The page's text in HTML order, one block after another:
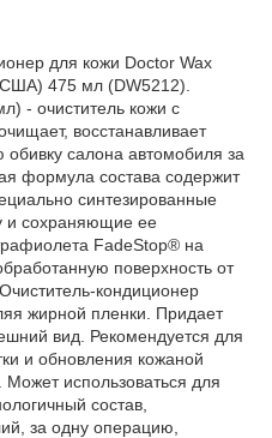
для кожи Doctor Wax
475 мл (DW5212).
- очиститель кожи с
восстанавливает
салона автомобиля за
формула состава содержит
синтезированные
и сохраняющие ее
FadeStop® на
поверхность от
кондиционер
жирной пленки. Придает
вид. Рекомендуется для
и обновления кожаной
использоваться для
состав,
за одну операцию,